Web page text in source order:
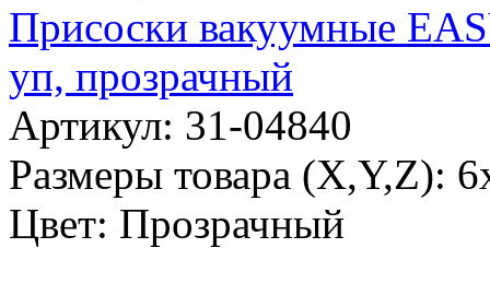
Присоски вакуумные
уп, прозрачный
Артикул: 31-04840
Размеры товара (X,Y,Z):
Цвет: Прозрачный